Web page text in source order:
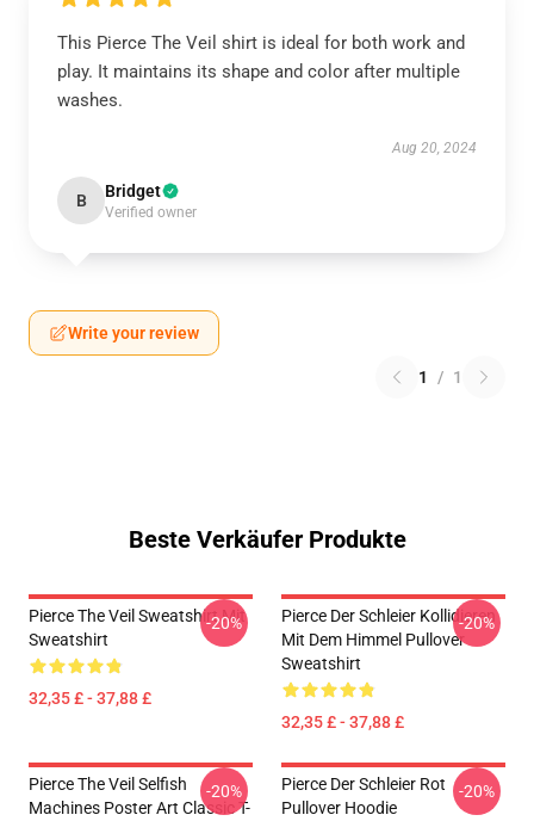
This Pierce The Veil shirt is ideal for both work and
play. It maintains its shape and color after multiple
washes.
Aug 20, 2024
B Bridget
Verified owner
Write your review
1 / 1
Beste Verkäufer Produkte
Pierce The Veil Sweatshirt Mit
Sweatshirt
32,35 £ - 37,88 £
-20%
Pierce Der Schleier Kollidieren
Mit Dem Himmel Pullover
Sweatshirt
32,35 £ - 37,88 £
-20%
Pierce The Veil Selfish
Machines Poster Art Classic T-
-20%
Pierce Der Schleier Rot
Pullover Hoodie
-20%